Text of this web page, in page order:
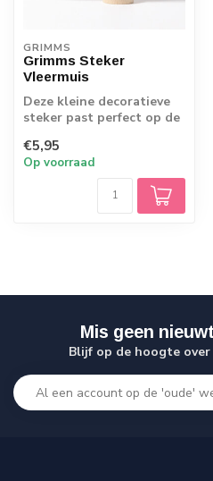
GRIMMS
Grimms Steker
Vleermuis
Deze kleine decoratieve
steker past perfect op de
ring. Z...
€5,95
Op voorraad
Mis geen
Blijf op de hoogte